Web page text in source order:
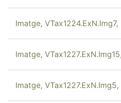
Imatge,
Imatge,
Imatge,